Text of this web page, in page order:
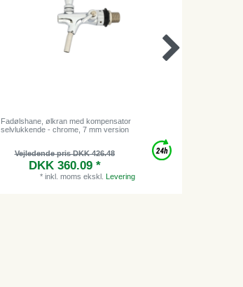
Fadølshane, ølkran med kompensator
selvlukkende - chrome, 7 mm version
Vejledende pris DKK 426.48
DKK 360.09 *
* inkl. moms ekskl. Levering